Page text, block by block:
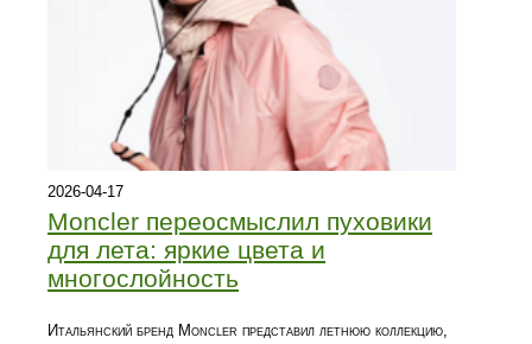
2026-04-17
Moncler переосмыслил пуховики
для лета: яркие цвета и
многослойность
Итальянский бренд Moncler представил летнюю коллекцию,